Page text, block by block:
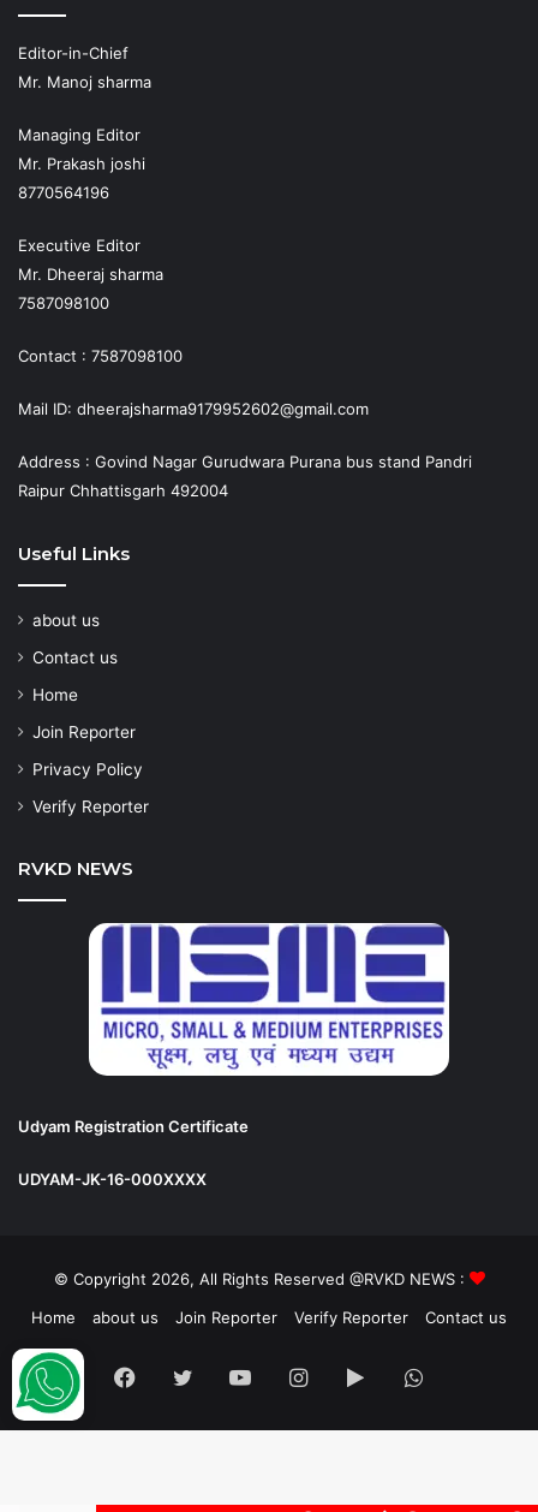
Editor-in-Chief
Mr. Manoj sharma
Managing Editor
Mr. Prakash joshi
8770564196
Executive Editor
Mr. Dheeraj sharma
7587098100
Contact : 7587098100
Mail ID: dheerajsharma9179952602@gmail.com
Address : Govind Nagar Gurudwara Purana bus stand Pandri
Raipur Chhattisgarh 492004
Useful Links
about us
Contact us
Home
Join Reporter
Privacy Policy
Verify Reporter
RVKD NEWS
Udyam Registration Certificate
UDYAM-JK-16-000XXXX
© Copyright 2026, All Rights Reserved @RVKD NEWS :
Home
about us Join Reporter Verify Reporter Contact us
Facebook
TwitterYouTubeInstagram
Google
Play
WhatsApp